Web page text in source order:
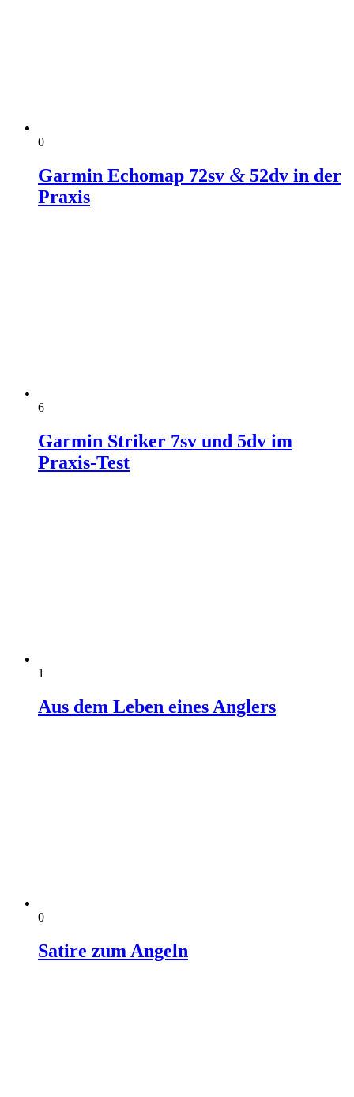
0
Garmin Echomap 72sv & 52dv in der
Praxis
6
Garmin Striker 7sv und 5dv im
Praxis-Test
1
Aus dem Leben eines Anglers
0
Satire zum Angeln